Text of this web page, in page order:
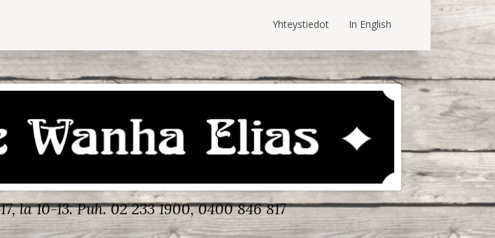
In English
Yhteystiedot
la 10-13.Puh. 02 233 1900, 0400 846 817